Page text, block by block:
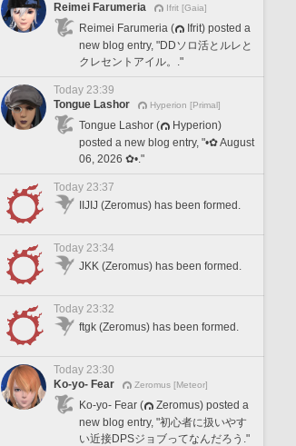
Reimei Farumeria
Ifrit [Gaia]
Reimei Farumeria (
Ifrit) posted a
new blog entry, "DDソロ活とルレと
クレセントアイル。."
Today 23:39
Tongue Lashor
Hyperion [Primal]
Tongue Lashor (
Hyperion)
posted a new blog entry, "•✿ August
06, 2026 ✿•."
Today 23:37
IIJIJ (Zeromus) has been formed.
Today 23:34
JKK (Zeromus) has been formed.
Today 23:32
ftgk (Zeromus) has been formed.
Today 23:30
Ko-yo- Fear
Zeromus [Meteor]
Ko-yo- Fear (
Zeromus) posted a
new blog entry, "初心者に扱いやす
い近接DPSジョブってなんだろう."